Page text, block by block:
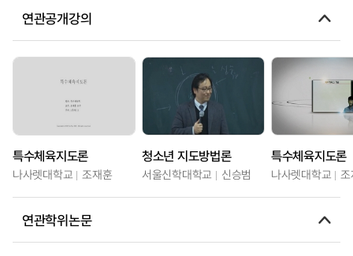
연관공개강의
특수체육지도론
나사렛대학교 조재훈
청소년 지도방법론
서울신학대학교 신승범
특수체육지도론
나사렛대학교
연관학위논문